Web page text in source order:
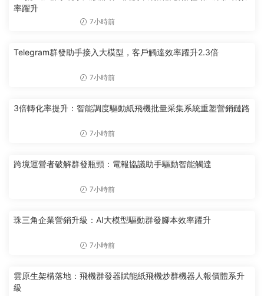
率躍升
7小時前
Telegram群發助手接入大模型，客戶觸達效率躍升2.3倍
7小時前
3倍轉化率提升：智能調度驅動紙飛機批量采集系統重塑營銷鏈路
7小時前
跨境運營者破解群發瓶頸：電報協議助手驅動智能觸達
7小時前
珠三角企業營銷升級：AI大模型驅動群發腳本效率躍升
7小時前
雲原生架構落地：飛機群發器賦能紙飛機炒群機器人報價體系升
級